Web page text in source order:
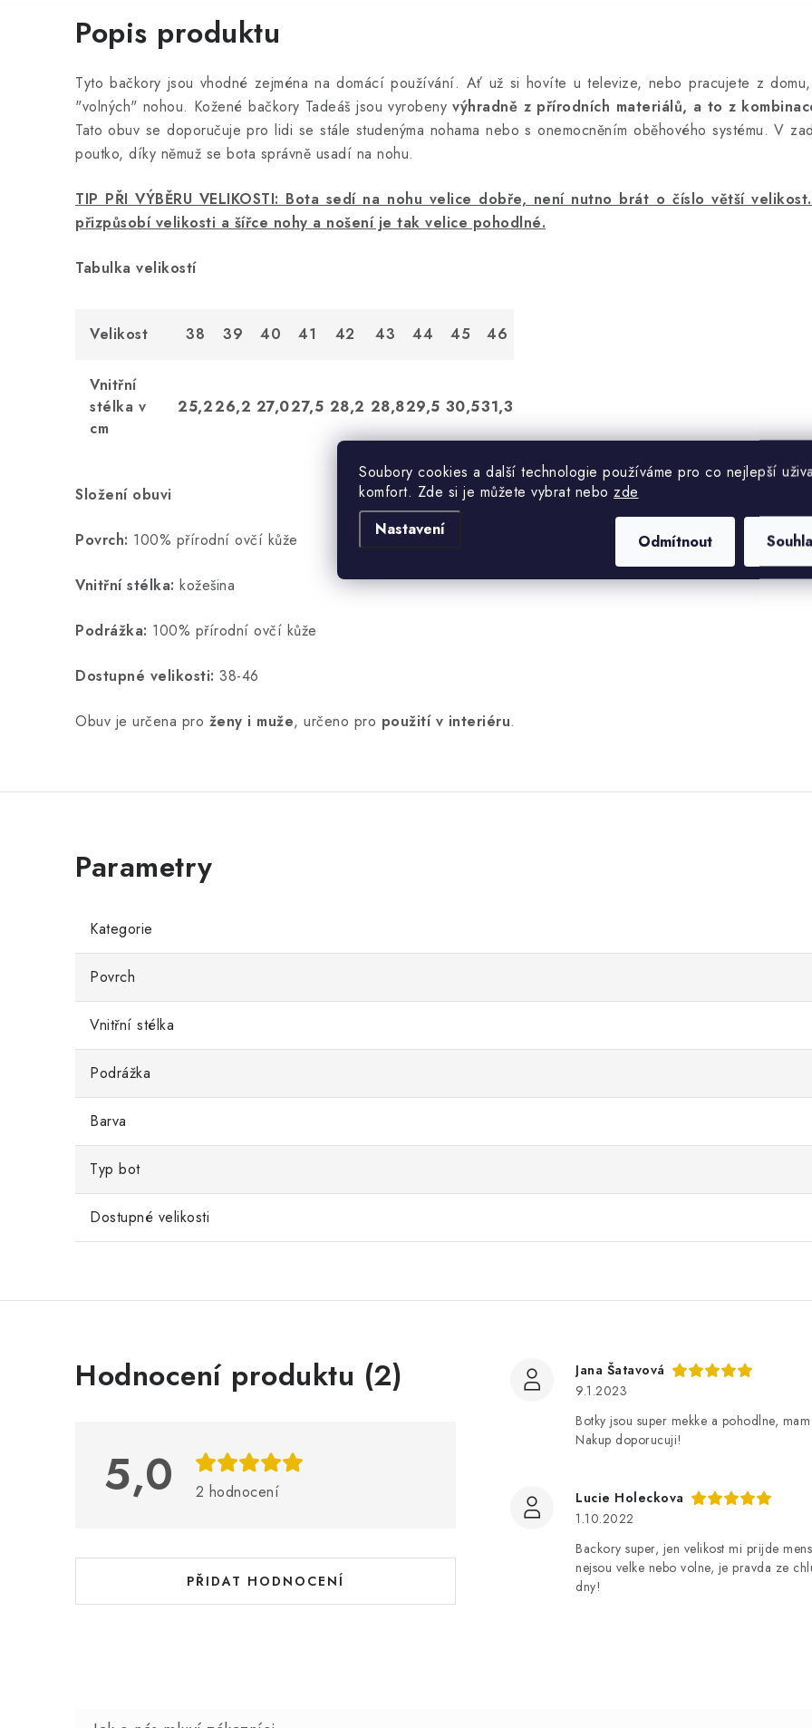
Soubory cookies a další technologie používáme pro co nejlepší
komfort. Zde si je můžete vybrat nebo zde
Nastavení
Odmítnout
Popis produktu
Tyto bačkory jsou vhodné zejména na domácí používání. Ať už si hovíte u televize, nebo pracujete z
"volných" nohou. Kožené bačkory Tadeáš jsou vyrobeny výhradně z přírodních materiálů, a to z
Tato obuv se doporučuje pro lidi se stále studenýma nohama nebo s onemocněním oběhového systému. V
poutko, díky němuž se bota správně usadí na nohu.
TIP PŘI VÝBĚRU VELIKOSTI: Bota sedí na nohu velice dobře, není nutno brát o číslo větší
přizpůsobí velikosti a šířce nohy a nošení je tak velice pohodlné.
Tabulka velikostí
Velikost 38 39 40 41 42 43 44 45 46
Vnitřní
stélka v
cm
25,226,2 27,027,5 28,2 28,829,5 30,531,3
Složení obuvi
Povrch: 100% přírodní ovčí kůže
Vnitřní stélka: kožešina
Podrážka: 100% přírodní ovčí kůže
Dostupné velikosti: 38-46
Obuv je určena pro ženy i muže, určeno pro použití v interiéru.
Kategorie
Povrch
Vnitřní stélka
Podrážka
Barva
Typ bot
Dostupné velikosti
Hodnocení produktu (2)
5,0 2 hodnocení
PŘIDAT HODNOCENÍ
V
o
n
Jana Šatavová
9.1.2023
Botky jsou super mekke a pohodlne,
Nakup doporucuji!
Lucie Holeckova
1.10.2022
Backory super, jen velikost mi prijde
nejsou velke nebo volne, je pravda ze
dny!